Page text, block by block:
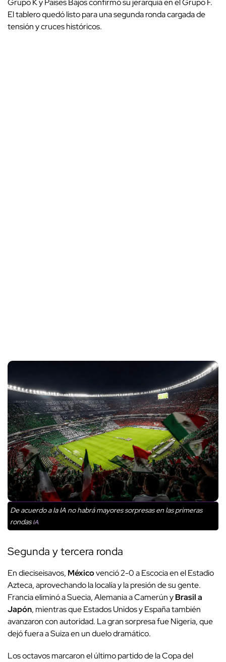
Grupo K y Países Bajos confirmó su jerarquía en el Grupo F.
El tablero quedó listo para una segunda ronda cargada de
tensión y cruces históricos.
De acuerdo a la IA no habrá mayores sorpresas en las primeras
rondasIA
Segunda y tercera ronda
En dieciseisavos, Méxicovenció 2-0 a Escocia en el Estadio
Azteca, aprovechando la localía y la presión de su gente.
Francia eliminó a Suecia, Alemania a Camerún yBrasil a
Japón, mientras que Estados Unidos y España también
avanzaron con autoridad. La gran sorpresa fue Nigeria, que
dejó fuera a Suiza en un duelo dramático.
Los octavos marcaron el último partido de la Copa del